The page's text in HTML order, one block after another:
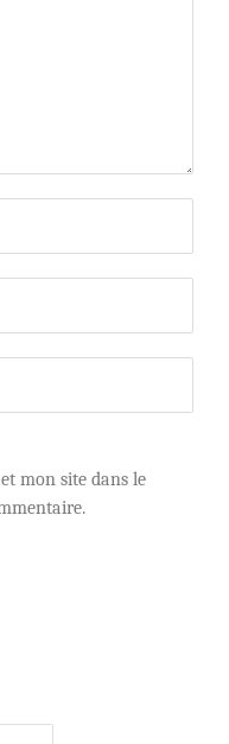
mon site dans le